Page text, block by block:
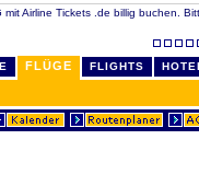
mit Airline Tickets .de billig buchen.
FLÜGE FLIGHTS